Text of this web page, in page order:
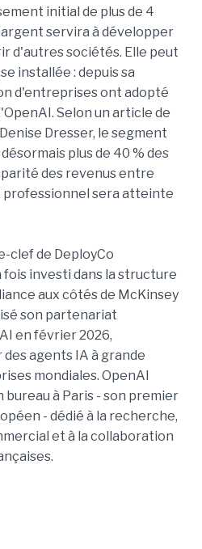
initial de plus de 4
argent servira à développer
d'autres sociétés. Elle peut
installée : depuis sa
d'entreprises ont adopté
Selon un article de
Dresser, le segment
plus de 40 % des
des revenus entre
sera atteinte
clef de DeployCo
fois investi dans la structure
aux côtés de McKinsey
son partenariat
en février 2026,
agents IA à grande
mondiales. OpenAI
bureau à Paris - son premier
- dédié à la recherche,
et à la collaboration